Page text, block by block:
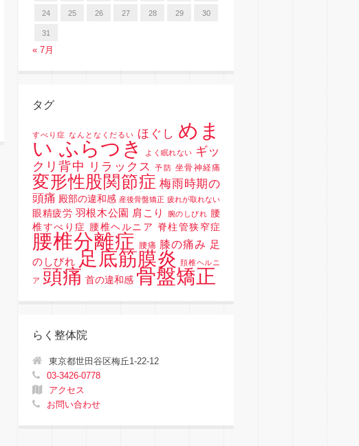
24 25 26 27 28 29 30
31
« 7月
タグ
すべり症 なんとなくだるい ほぐし めま
い ふらつき
よく眠れない ギッ
クリ背中
リラックス 予防 坐骨神経痛
変形性股関節症 梅雨時期の
頭痛 殿部の違和感 産後骨盤矯正 疲れが取れない
眼精疲労 羽根木公園 肩こり 腕のしびれ 腰
椎すべり症 腰椎ヘルニア 脊柱管狭窄症
腰椎分離症 腰痛 膝の痛み 足
のしびれ 足底筋膜炎 頚椎ヘルニ
ア 頭痛 首の違和感 骨盤矯正
らく整体院
東京都世田谷区梅丘1-22-12
03-3426-0778
アクセス
お問い合わせ